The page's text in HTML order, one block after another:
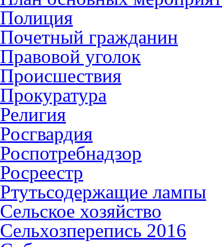
Полиция
Почетный гражданин
Правовой уголок
Происшествия
Прокуратура
Религия
Росгвардия
Роспотребнадзор
Росреестр
Ртутьсодержащие лампы
Сельское хозяйство
Сельхозперепись 2016